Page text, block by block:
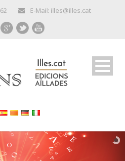
E-Mail: illes@illes.cat